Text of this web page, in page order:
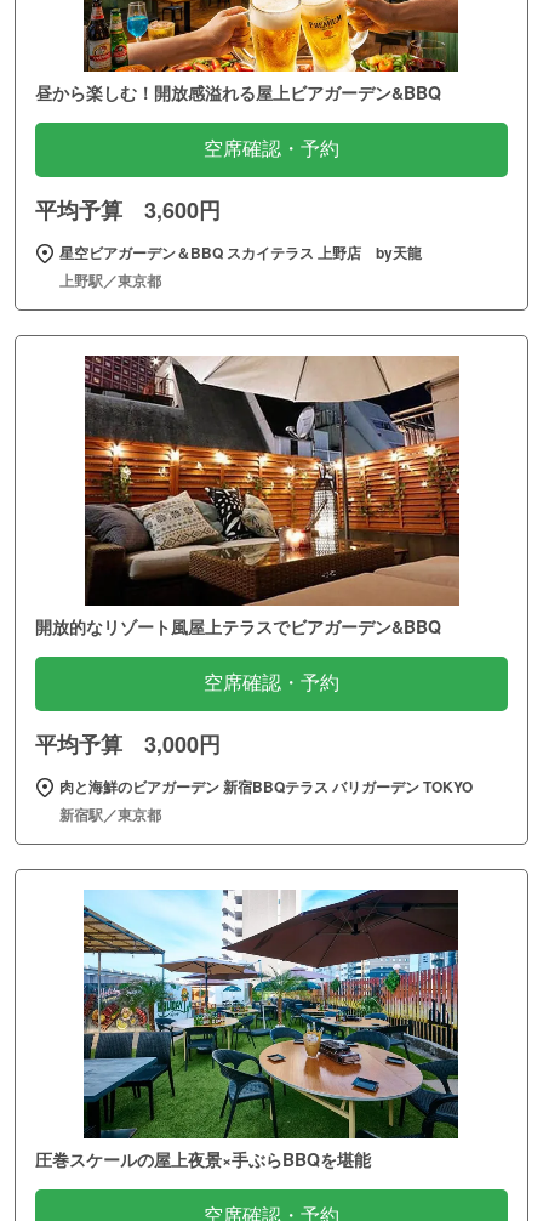
昼から楽しむ！開放感溢れる屋上ビアガーデン&BBQ
空席確認・予約
平均予算 3,600円
星空ビアガーデン＆BBQ スカイテラス 上野店 by天龍
上野駅／東京都
開放的なリゾート風屋上テラスでビアガーデン&BBQ
空席確認・予約
平均予算 3,000円
肉と海鮮のビアガーデン 新宿BBQテラス バリガーデン TOKYO
新宿駅／東京都
圧巻スケールの屋上夜景×手ぶらBBQを堪能
空席確認・予約